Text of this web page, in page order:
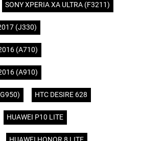
SONY XPERIA XA ULTRA (F3211)
(J330)
(A710)
(A910)
HTC DESIRE 628
HUAWEI P10 LITE